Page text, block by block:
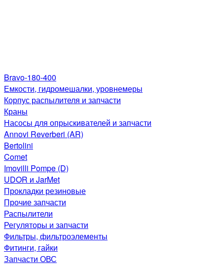
Bravo-180-400
Емкости, гидромешалки, уровнемеры
Корпус распылителя и запчасти
Краны
Насосы для опрыскивателей и запчасти
Annovi Reverberi (AR)
Bertolini
Comet
Imovilli Pompe (D)
UDOR и JarMet
Прокладки резиновые
Прочие запчасти
Распылители
Регуляторы и запчасти
Фильтры, фильтроэлементы
Фитинги, гайки
Запчасти ОВС